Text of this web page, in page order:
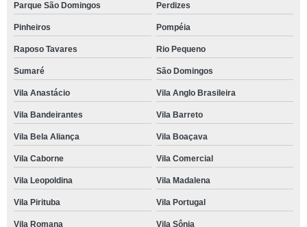
Parque São Domingos Perdizes
Pinheiros Pompéia
Raposo Tavares Rio Pequeno
Sumaré São Domingos
Vila Anastácio Vila Anglo Brasileira
Vila Bandeirantes Vila Barreto
Vila Bela Aliança Vila Boaçava
Vila Caborne Vila Comercial
Vila Leopoldina Vila Madalena
Vila Pirituba Vila Portugal
Vila Romana Vila Sônia